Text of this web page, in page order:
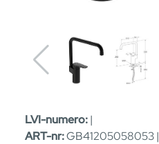
LVI-numero:|
ART-nr:GB41205058053 |